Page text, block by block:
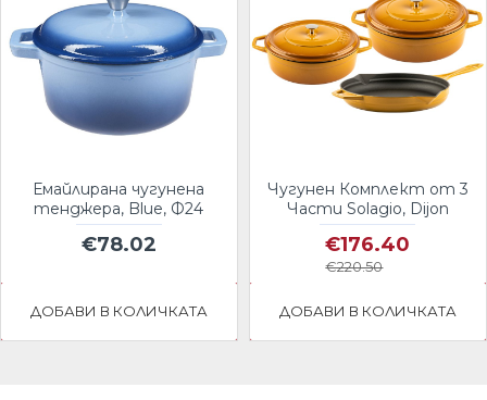
Емайлирана чугунена
тенджера, Blue, Ф24
€78.02
ДОБАВИ В КОЛИЧКАТА
Чугунен Комплект от 3
Части Solagio, Dijon
€176.40
€220.50
ДОБАВИ В КОЛИЧКАТА